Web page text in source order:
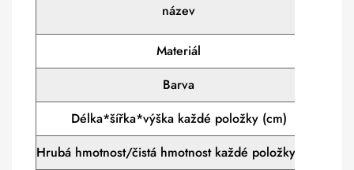
název
Materiál
Barva
Délka*šířka*výška každé položky (cm)
Hrubá hmotnost/čistá hmotnost každé položky (kg)